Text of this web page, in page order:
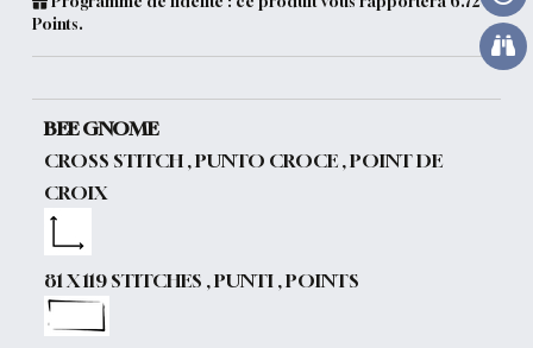
Points.
BEE GNOME
CROSS STITCH , PUNTO CROCE , POINT DE
CROIX
81 X 119 STITCHES , PUNTI , POINTS